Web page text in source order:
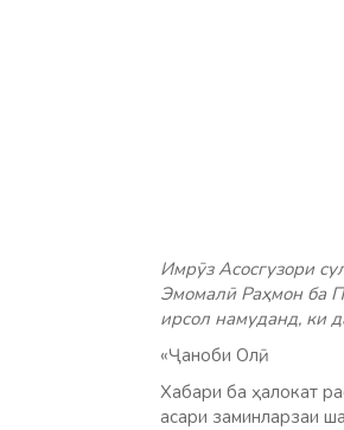
Имрӯз Асосгузори
Эмомалӣ Раҳмон ба
ирсол намуданд, ки
«Ҷаноби Олӣ,
Хабари ба ҳалокат
асари заминларзаи